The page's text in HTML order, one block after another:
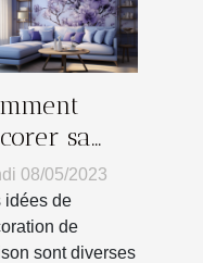
sa
avec
papier
?
08/05/2023
idées de
de
sont diverses